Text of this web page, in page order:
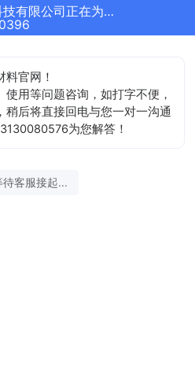
大连义邦科技有限公司正在为您服务
官网！
用等问题咨询，如打字不便，
稍后将直接回电与您一对一沟通
为您解答！
待客服接起...